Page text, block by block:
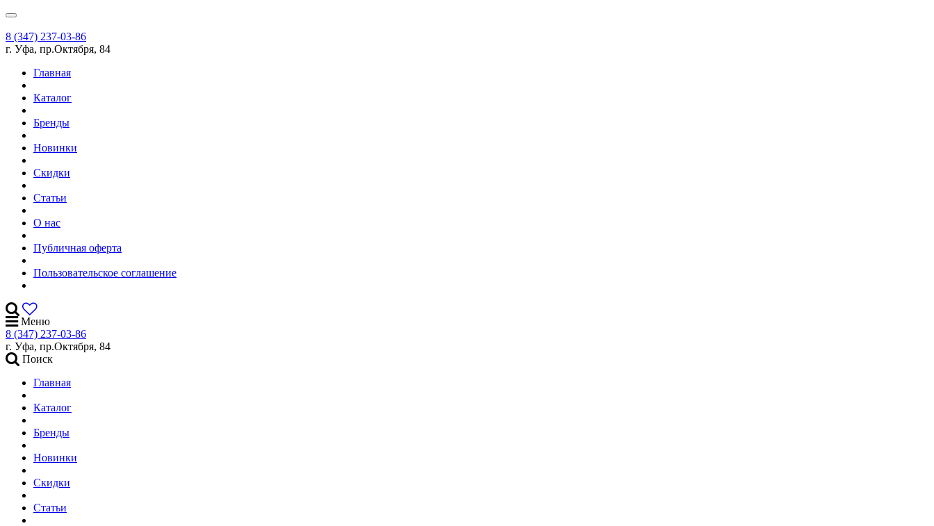
8 (347) 237-03-86
г. Уфа, пр.Октября, 84
Главная
Каталог
Бренды
Новинки
Скидки
Статьи
О нас
Публичная оферта
Пользовательское соглашение
Меню
8 (347) 237-03-86
г. Уфа, пр.Октября, 84
Поиск
Главная
Каталог
Бренды
Новинки
Скидки
Статьи